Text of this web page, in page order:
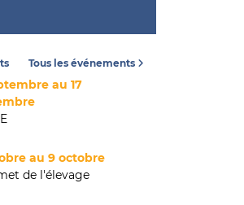
au 17
au 9 octobre
de l'élevage
Tous les événements